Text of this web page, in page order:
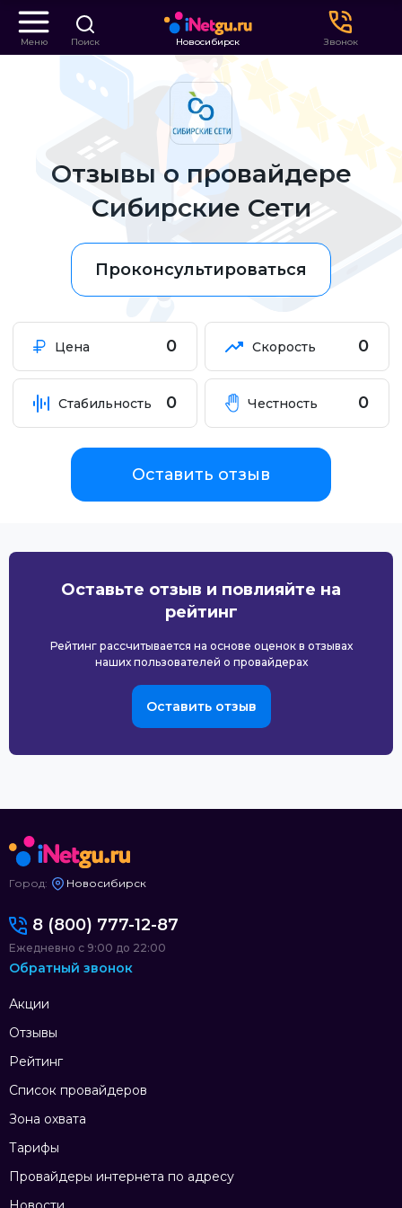
Меню Поиск Новосибирск Звонок
Отзывы о провайдере
Сибирские Сети
Проконсультироваться
Оставить отзыв
Цена 0 Скорость 0
Стабильность 0 Честность 0
Оставьте отзыв и повлияйте на
рейтинг
Рейтинг рассчитывается на основе оценок в отзывах
наших пользователей о провайдерах
Оставить отзыв
Город: Новосибирск
Акции
Отзывы
Рейтинг
Список провайдеров
Зона охвата
Тарифы
Провайдеры интернета по адресу
8 (800) 777-12-87
Ежедневно с 9:00 до 22:00
Обратный звонок